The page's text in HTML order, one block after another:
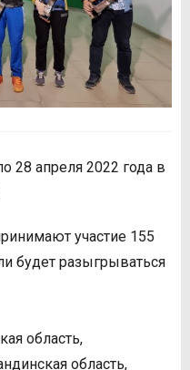
28 апреля 2022 года в
участие 155
будет разыгрываться
область,
область,